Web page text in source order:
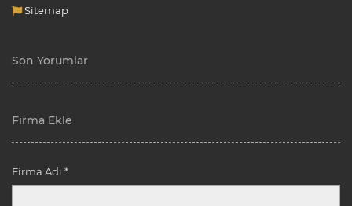
Sitemap
Son Yorumlar
Firma Ekle
Firma Adı *